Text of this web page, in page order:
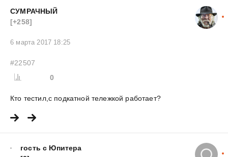
СУМРАЧНЫЙ
[+258]
6 марта 2017 18:25
#22507
0
Кто тестил,с подкатной тележкой работает?
гость с Юпитера